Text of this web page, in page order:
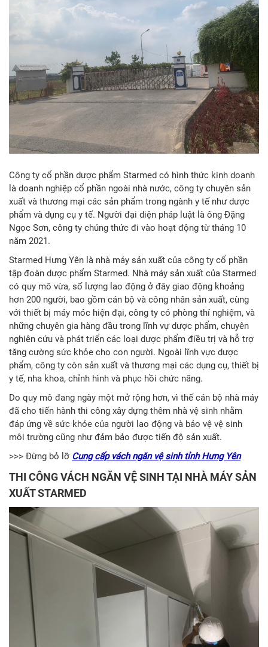
Công ty cổ phần dược phẩm Starmed có hình thức kinh doanh
là doanh nghiệp cổ phần ngoài nhà nước, công ty chuyên sản
xuất và thương mại các sản phẩm trong ngành y tế như dược
phẩm và dụng cụ y tế. Người đại diện pháp luật là ông Đặng
Ngọc Sơn, công ty chúng thức đi vào hoạt động từ tháng 10
năm 2021.
Starmed Hưng Yên là nhà máy sản xuất của công ty cổ phần
tập đoàn dược phẩm Starmed. Nhà máy sản xuất của Starmed
có quy mô vừa, số lượng lao động ở đây giao động khoảng
hơn 200 người, bao gồm cán bộ và công nhân sản xuất, cùng
với thiết bị máy móc hiện đại, công ty có phòng thí nghiệm, và
những chuyên gia hàng đầu trong lĩnh vự dược phẩm, chuyên
nghiên cứu và phát triển các loại dược phẩm điều trị và hỗ trợ
tăng cường sức khỏe cho con người. Ngoài lĩnh vực dược
phẩm, công ty còn sản xuất và thương mại các dụng cụ, thiết bị
y tế, nha khoa, chỉnh hình và phục hồi chức năng.
Do quy mô đang ngày một mở rộng hơn, vì thế cán bộ nhà máy
đã cho tiến hành thi công xây dựng thêm nhà vệ sinh nhằm
đáp ứng về sức khỏe của người lao động và bảo vệ vệ sinh
môi trường cũng như đảm bảo được tiến độ sản xuất.
>>> Đừng bỏ lỡ Cung cấp vách ngăn vệ sinh tỉnh Hưng Yên
THI CÔNG VÁCH NGĂN VỆ SINH TẠI NHÀ MÁY SẢN
XUẤT STARMED